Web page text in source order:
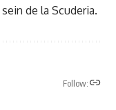
de la Scuderia.
Follow: